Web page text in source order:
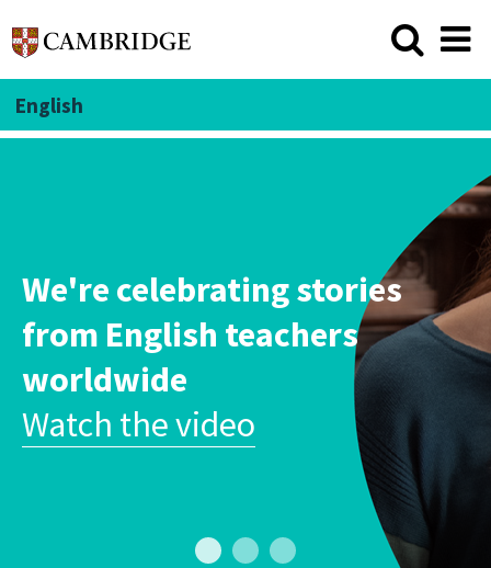
English
We're celebrating stories
from English teachers
worldwide
Watch the video